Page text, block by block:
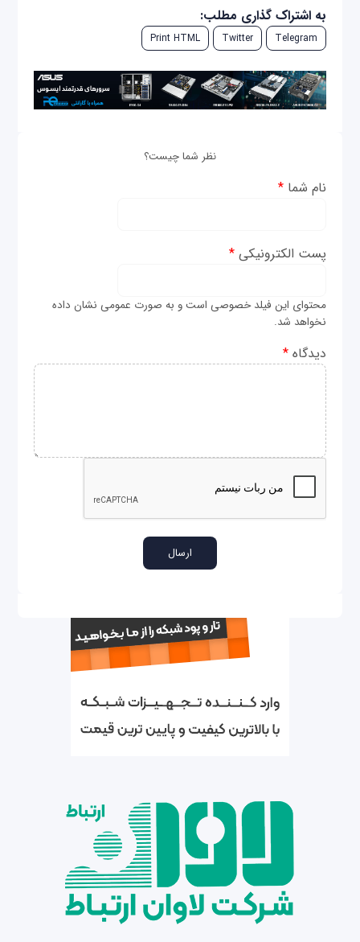
به اشتراک گذاری مطلب:
Telegram
Twitter
Print HTML
نظر شما چیست؟
نام شما*
پست الکترونیکی*
محتوای این فیلد خصوصی است و به صورت عمومی نشان داده
نخواهد شد.
دیدگاه*